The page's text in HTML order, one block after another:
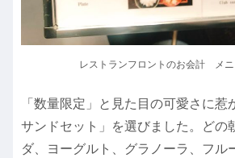
レストランフロントのお会計 メニ
「数量限定」と見た目の可愛さに惹
サンドセット」を選びました。どの
ダ、ヨーグルト、グラノーラ、フル